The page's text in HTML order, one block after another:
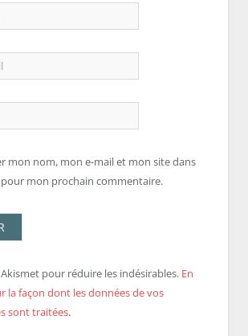
mon nom, mon e-mail et mon site dans
mon prochain commentaire.
pour réduire les indésirables. En
la façon dont les données de vos
sont traitées.